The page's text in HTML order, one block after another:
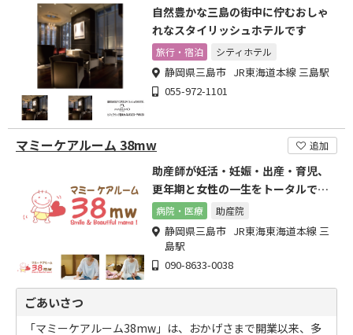
自然豊かな三島の街中に佇むおしゃ
れなスタイリッシュホテルです
旅行・宿泊 シティホテル
静岡県三島市 JR東海道本線 三島駅
055-972-1101
マミーケアルーム 38mw 追加
助産師が妊活・妊娠・出産・育児、
更年期と女性の一生をトータルでサ
ポート
病院・医療 助産院
静岡県三島市 JR東海東海道本線 三
島駅
090-8633-0038
ごあいさつ
「マミーケアルーム38mw」は、おかげさまで開業以来、多